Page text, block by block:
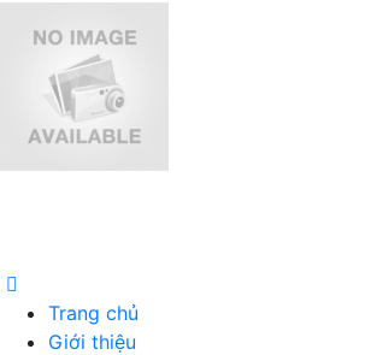
Trang chủ
Giới thiệu